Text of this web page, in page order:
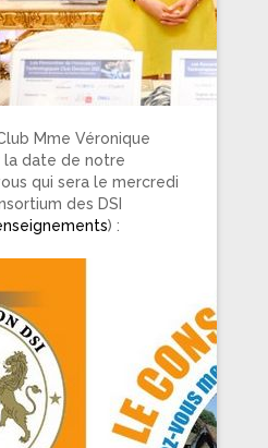
Mme Véronique
la date de notre
qui sera le mercredi
des DSI
) :